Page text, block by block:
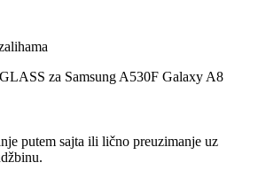
za Samsung A530F Galaxy A8
putem sajta ili lično preuzimanje uz